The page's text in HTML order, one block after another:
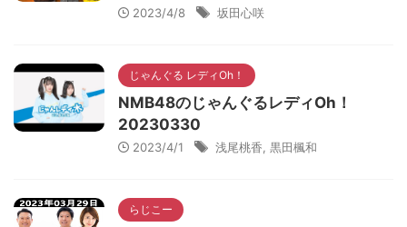
2023/4/8 坂田心咲
じゃんぐる レディOh！
NMB48のじゃんぐるレディOh！
20230330
2023/4/1 浅尾桃香 黒田楓和
らじこー